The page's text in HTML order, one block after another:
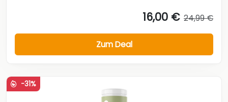
16,00 € 24,99 €
Zum Deal
-31%